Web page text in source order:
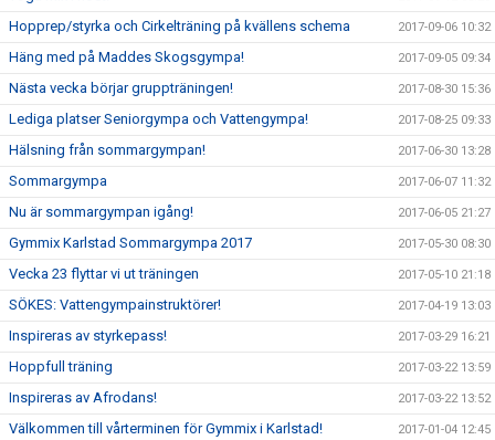
Hopprep/styrka och Cirkelträning på kvällens schema 2017-09-06 10:32
Häng med på Maddes Skogsgympa! 2017-09-05 09:34
Nästa vecka börjar gruppträningen! 2017-08-30 15:36
Lediga platser Seniorgympa och Vattengympa! 2017-08-25 09:33
Hälsning från sommargympan! 2017-06-30 13:28
Sommargympa 2017-06-07 11:32
Nu är sommargympan igång! 2017-06-05 21:27
Gymmix Karlstad Sommargympa 2017 2017-05-30 08:30
Vecka 23 flyttar vi ut träningen 2017-05-10 21:18
SÖKES: Vattengympainstruktörer! 2017-04-19 13:03
Inspireras av styrkepass! 2017-03-29 16:21
Hoppfull träning 2017-03-22 13:59
Inspireras av Afrodans! 2017-03-22 13:52
Välkommen till vårterminen för Gymmix i Karlstad! 2017-01-04 12:45